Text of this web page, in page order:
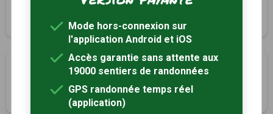
Lothey, Finistère (29)
16 km
Saint-Laurent
9 km Tracé GPS
Mode hors-connexion sur
l'application Android et iOS
Accès garantie sans attente aux
19000 sentiers de randonnées
GPS randonnée temps réel
(application)